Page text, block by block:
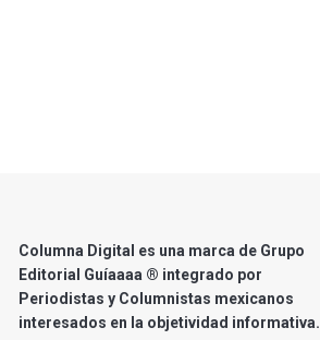
Columna Digital es una marca de Grupo
Editorial Guíaaaa ® integrado por
Periodistas y Columnistas mexicanos
interesados en la objetividad informativa.